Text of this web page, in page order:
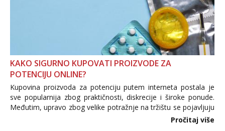
KAKO SIGURNO KUPOVATI PROIZVODE ZA
POTENCIJU ONLINE?
Kupovina proizvoda za potenciju putem interneta postala je
sve popularnija zbog praktičnosti, diskrecije i široke ponude.
Međutim, upravo zbog velike potražnje na tržištu se pojavljuju
i brojni krivotvoreni proizvodi, nepouzdane internetske
Pročitaj više